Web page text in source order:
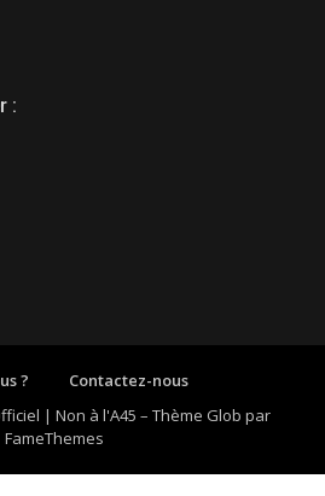
:
?
Contactez-nous
| Non à l'A45 – Thème Glob par
FameThemes